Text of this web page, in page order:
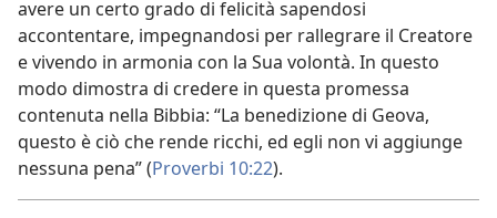
avere un certo grado di felicità sapendosi
accontentare, impegnandosi per rallegrare il Creatore
e vivendo in armonia con la Sua volontà. In questo
modo dimostra di credere in questa promessa
contenuta nella Bibbia: “La benedizione di Geova,
questo è ciò che rende ricchi, ed egli non vi aggiunge
nessuna pena” (Proverbi 10:22).